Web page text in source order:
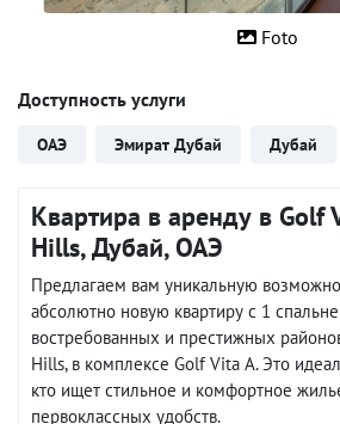
Foto
Доступность услуги
ОАЭ Эмират Дубай Дубай
Квартира в аренду в Golf
Hills, Дубай, ОАЭ
Предлагаем вам уникальную
абсолютно новую квартиру с 1
востребованных и престижных
Hills, в комплексе Golf Vita A. Это
кто ищет стильное и комфортное
первоклассных удобств.